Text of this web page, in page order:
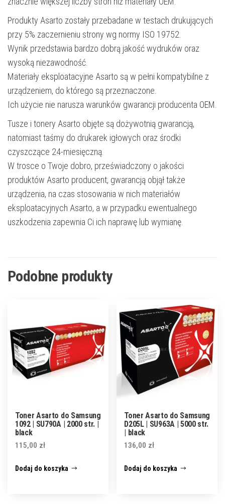
Produkty Asarto zostały przebadane w testach drukujących
przy 5% zaczernieniu strony wg normy ISO 19752.
Wynik przedstawia bardzo dobrą jakość wydruków oraz
wysoką niezawodność.
Materiały eksploatacyjne Asarto są w pełni kompatybilne z
urządzeniem, do którego są przeznaczone.
Ich użycie nie narusza warunków gwarancji producenta OEM.
Tusze i tonery Asarto objęte są dożywotnią gwarancją,
natomiast taśmy do drukarek igłowych oraz środki
czyszczące 24-miesięczną.
W trosce o Twoje dobro, przeświadczony o jakości
produktów Asarto producent, gwarancją objął także
urządzenia, na czas stosowania w nich materiałów
eksploatacyjnych Asarto, a w przypadku ewentualnego
uszkodzenia zapewnia Ci ich naprawę lub wymianę.
Podobne produkty
Toner Asarto do Samsung
1092 | SU790A | 2000 str. |
black
115,00 zł
Dodaj do koszyka
Toner Asarto do Samsung
D205L | SU963A | 5000 str.
| black
136,00 zł
Dodaj do koszyka